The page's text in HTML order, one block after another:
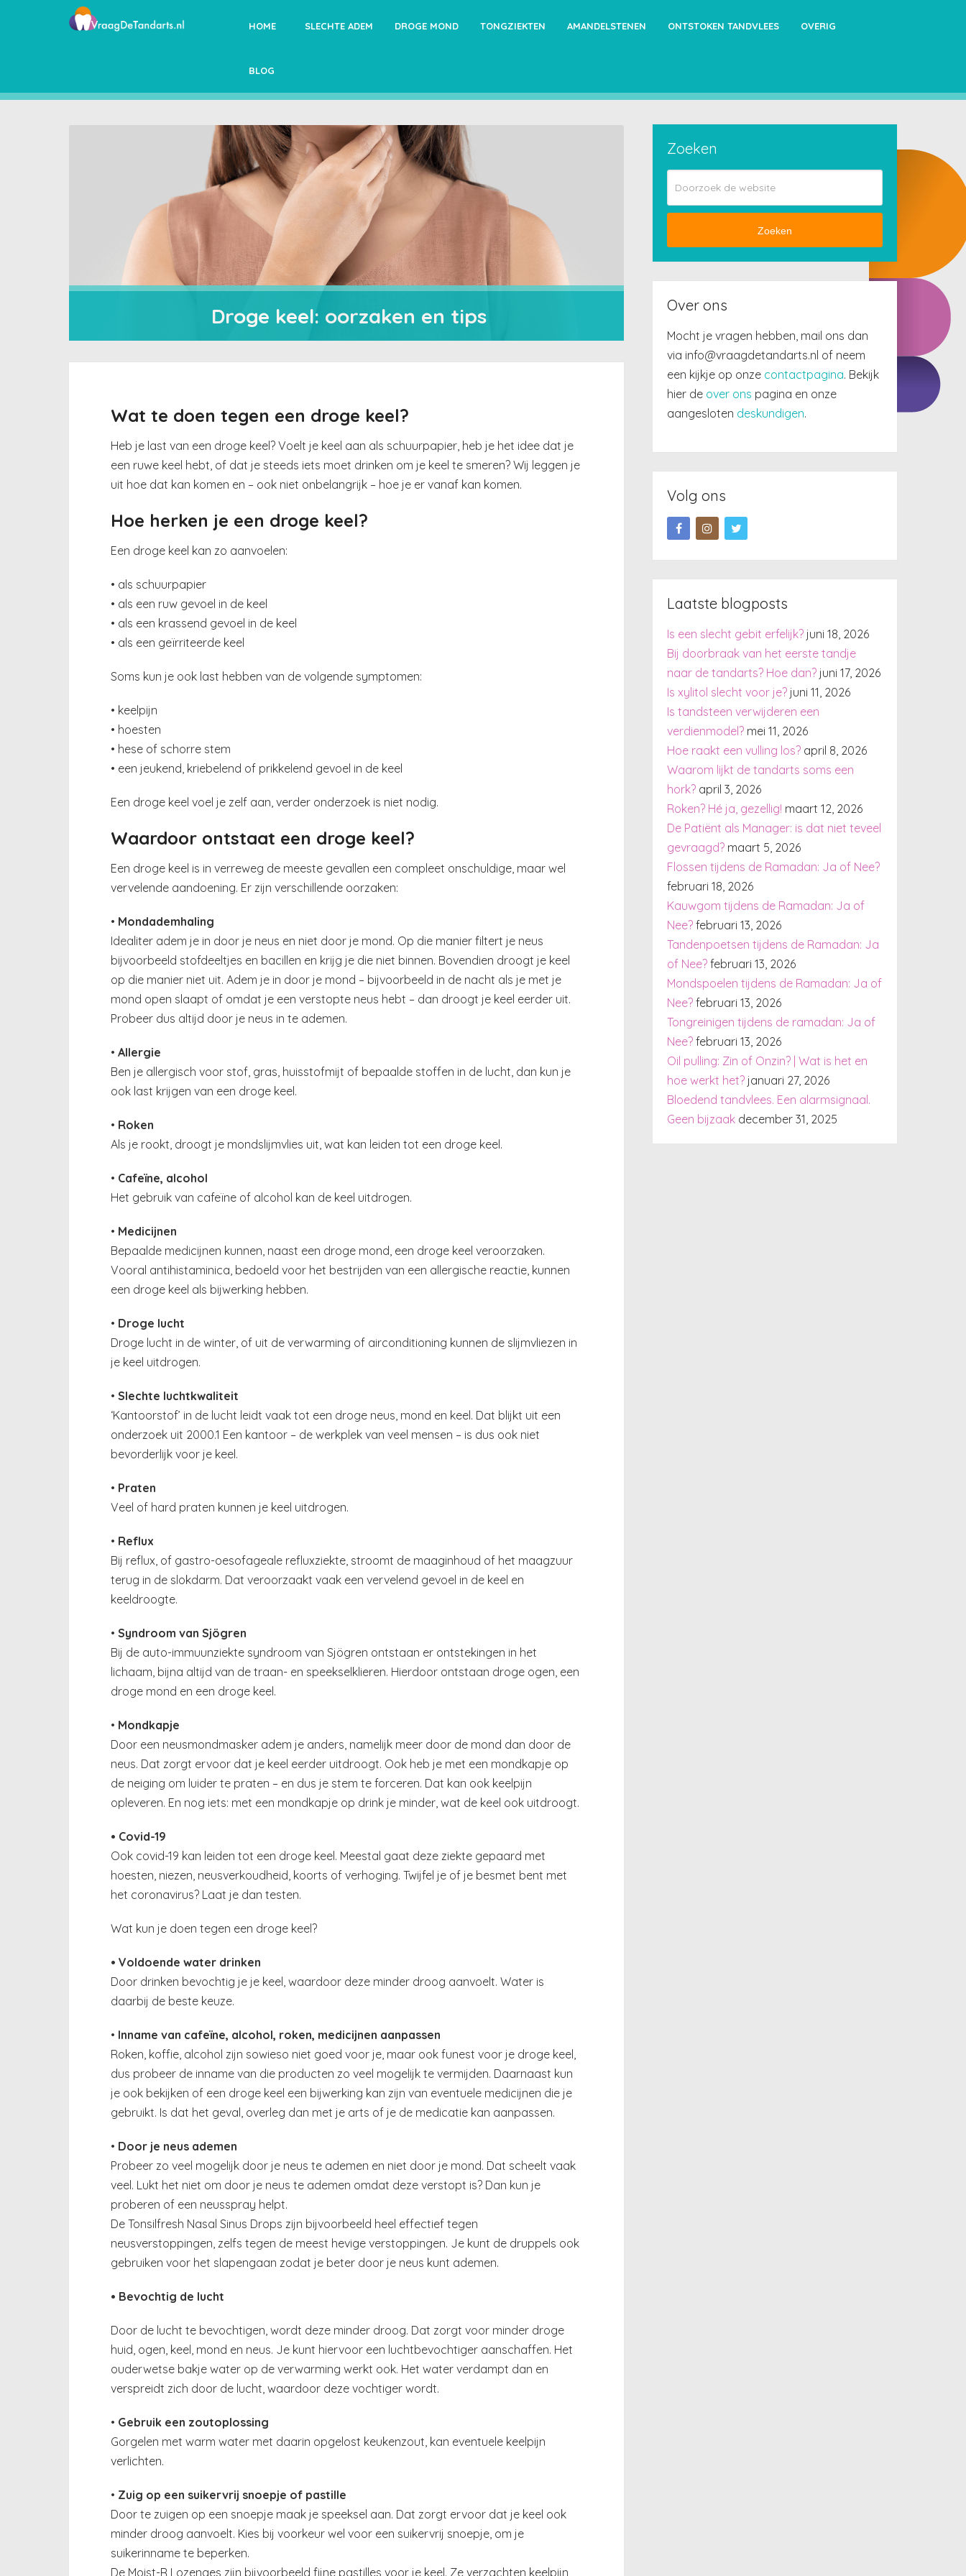
HOME SLECHTE ADEM DROGE MOND TONGZIEKTEN AMANDELSTENEN ONTSTOKEN TANDVLEES OVERIG
BLOG
Droge keel: oorzaken en tips
Wat te doen tegen een droge keel?
Heb je last van een droge keel? Voelt je keel aan als schuurpapier, heb je het idee dat je
een ruwe keel hebt, of dat je steeds iets moet drinken om je keel te smeren? Wij leggen je
uit hoe dat kan komen en – ook niet onbelangrijk – hoe je er vanaf kan komen.
Hoe herken je een droge keel?
Een droge keel kan zo aanvoelen:
• als schuurpapier
• als een ruw gevoel in de keel
• als een krassend gevoel in de keel
• als een geïrriteerde keel
Soms kun je ook last hebben van de volgende symptomen:
• keelpijn
• hoesten
• hese of schorre stem
• een jeukend, kriebelend of prikkelend gevoel in de keel
Een droge keel voel je zelf aan, verder onderzoek is niet nodig.
Waardoor ontstaat een droge keel?
Een droge keel is in verreweg de meeste gevallen een compleet onschuldige, maar wel
vervelende aandoening. Er zijn verschillende oorzaken:
• Mondademhaling
Idealiter adem je in door je neus en niet door je mond. Op die manier filtert je neus
bijvoorbeeld stofdeeltjes en bacillen en krijg je die niet binnen. Bovendien droogt je keel
op die manier niet uit. Adem je in door je mond – bijvoorbeeld in de nacht als je met je
mond open slaapt of omdat je een verstopte neus hebt – dan droogt je keel eerder uit.
Probeer dus altijd door je neus in te ademen.
• Allergie
Ben je allergisch voor stof, gras, huisstofmijt of bepaalde stoffen in de lucht, dan kun je
ook last krijgen van een droge keel.
• Roken
Als je rookt, droogt je mondslijmvlies uit, wat kan leiden tot een droge keel.
• Cafeïne, alcohol
Het gebruik van cafeïne of alcohol kan de keel uitdrogen.
• Medicijnen
Bepaalde medicijnen kunnen, naast een droge mond, een droge keel veroorzaken.
Vooral antihistaminica, bedoeld voor het bestrijden van een allergische reactie, kunnen
een droge keel als bijwerking hebben.
• Droge lucht
Droge lucht in de winter, of uit de verwarming of airconditioning kunnen de slijmvliezen in
je keel uitdrogen.
• Slechte luchtkwaliteit
‘Kantoorstof’ in de lucht leidt vaak tot een droge neus, mond en keel. Dat blijkt uit een
onderzoek uit 2000.1 Een kantoor – de werkplek van veel mensen – is dus ook niet
bevorderlijk voor je keel.
• Praten
Veel of hard praten kunnen je keel uitdrogen.
• Reflux
Bij reflux, of gastro-oesofageale refluxziekte, stroomt de maaginhoud of het maagzuur
terug in de slokdarm. Dat veroorzaakt vaak een vervelend gevoel in de keel en
keeldroogte.
• Syndroom van Sjögren
Bij de auto-immuunziekte syndroom van Sjögren ontstaan er ontstekingen in het
lichaam, bijna altijd van de traan- en speekselklieren. Hierdoor ontstaan droge ogen, een
droge mond en een droge keel.
• Mondkapje
Door een neusmondmasker adem je anders, namelijk meer door de mond dan door de
neus. Dat zorgt ervoor dat je keel eerder uitdroogt. Ook heb je met een mondkapje op
de neiging om luider te praten – en dus je stem te forceren. Dat kan ook keelpijn
opleveren. En nog iets: met een mondkapje op drink je minder, wat de keel ook uitdroogt.
• Covid-19
Ook covid-19 kan leiden tot een droge keel. Meestal gaat deze ziekte gepaard met
hoesten, niezen, neusverkoudheid, koorts of verhoging. Twijfel je of je besmet bent met
het coronavirus? Laat je dan testen.
Wat kun je doen tegen een droge keel?
• Voldoende water drinken
Door drinken bevochtig je je keel, waardoor deze minder droog aanvoelt. Water is
daarbij de beste keuze.
• Inname van cafeïne, alcohol, roken, medicijnen aanpassen
Roken, koffie, alcohol zijn sowieso niet goed voor je, maar ook funest voor je droge keel,
dus probeer de inname van die producten zo veel mogelijk te vermijden. Daarnaast kun
je ook bekijken of een droge keel een bijwerking kan zijn van eventuele medicijnen die je
gebruikt. Is dat het geval, overleg dan met je arts of je de medicatie kan aanpassen.
• Door je neus ademen
Probeer zo veel mogelijk door je neus te ademen en niet door je mond. Dat scheelt vaak
veel. Lukt het niet om door je neus te ademen omdat deze verstopt is? Dan kun je
proberen of een neusspray helpt.
De Tonsilfresh Nasal Sinus Drops zijn bijvoorbeeld heel effectief tegen
neusverstoppingen, zelfs tegen de meest hevige verstoppingen. Je kunt de druppels ook
gebruiken voor het slapengaan zodat je beter door je neus kunt ademen.
• Bevochtig de lucht
Door de lucht te bevochtigen, wordt deze minder droog. Dat zorgt voor minder droge
huid, ogen, keel, mond en neus. Je kunt hiervoor een luchtbevochtiger aanschaffen. Het
ouderwetse bakje water op de verwarming werkt ook. Het water verdampt dan en
verspreidt zich door de lucht, waardoor deze vochtiger wordt.
• Gebruik een zoutoplossing
Gorgelen met warm water met daarin opgelost keukenzout, kan eventuele keelpijn
verlichten.
• Zuig op een suikervrij snoepje of pastille
Door te zuigen op een snoepje maak je speeksel aan. Dat zorgt ervoor dat je keel ook
minder droog aanvoelt. Kies bij voorkeur wel voor een suikervrij snoepje, om je
suikerinname te beperken.
De Moist-R Lozenges zijn bijvoorbeeld fijne pastilles voor je keel. Ze verzachten keelpijn
Zoeken
Zoeken
Over ons
Mocht je vragen hebben, mail ons dan
via info@vraagdetandarts.nl of neem
een kijkje op onze contactpagina. Bekijk
hier de over ons pagina en onze
aangesloten deskundigen.
Volg ons
Laatste blogposts
Is een slecht gebit erfelijk? juni 18, 2026
Bij doorbraak van het eerste tandje
naar de tandarts? Hoe dan? juni 17, 2026
Is xylitol slecht voor je? juni 11, 2026
Is tandsteen verwijderen een
verdienmodel? mei 11, 2026
Hoe raakt een vulling los? april 8, 2026
Waarom lijkt de tandarts soms een
hork? april 3, 2026
Roken? Hé ja, gezellig! maart 12, 2026
De Patiënt als Manager: is dat niet teveel
gevraagd? maart 5, 2026
Flossen tijdens de Ramadan: Ja of Nee?
februari 18, 2026
Kauwgom tijdens de Ramadan: Ja of
Nee? februari 13, 2026
Tandenpoetsen tijdens de Ramadan: Ja
of Nee? februari 13, 2026
Mondspoelen tijdens de Ramadan: Ja of
Nee? februari 13, 2026
Tongreinigen tijdens de ramadan: Ja of
Nee? februari 13, 2026
Oil pulling: Zin of Onzin? | Wat is het en
hoe werkt het? januari 27, 2026
Bloedend tandvlees. Een alarmsignaal.
Geen bijzaak december 31, 2025